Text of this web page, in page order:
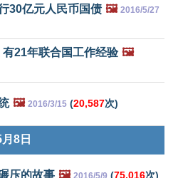
30亿元人民币国债 🖼️ 2016/5/27
21年联合国工作经验 🖼️
🖼️ 2016/3/15 (20,587次)
8日
压的故事 🖼️ 2016/5/9 (75,016次)